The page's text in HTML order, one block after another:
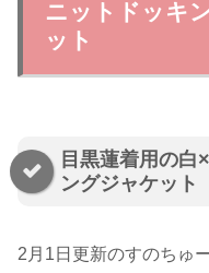
ニットドッキ
ット
目黒蓮着用の白
ングジャケット
2月1日更新のすのちゅ